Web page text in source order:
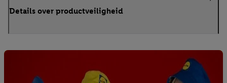
Details over productveiligheid